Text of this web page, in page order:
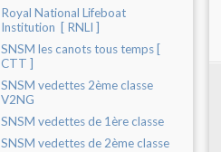
Royal National Lifeboat
Institution [ RNLI ]
SNSM les canots tous temps [
CTT ]
SNSM vedettes 2ème classe
V2NG
SNSM vedettes de 1ère classe
SNSM vedettes de 2ème classe